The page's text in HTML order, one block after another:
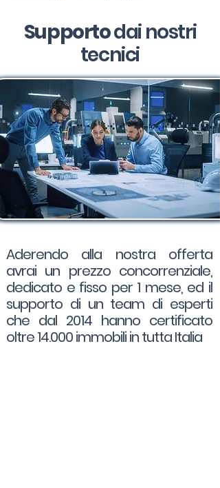
Supportodai nostri
tecnici
Aderendo alla nostra offerta
avrai un prezzo concorrenziale,
dedicato e fisso per 1 mese, ed il
supporto di un team di esperti
che dal 2014 hanno certificato
oltre 14.000 immobili in tutta Italia